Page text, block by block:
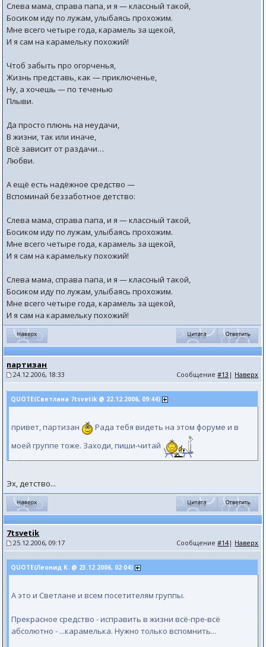
Слева мама, справа папа, и я — классный такой,
Босиком иду по лужам, улыбаясь прохожим.
Мне всего четыре года, карамель за щекой,
И я сам на карамельку похожий!
Чтоб забыть про огорченья,
Жизнь представь, как — приключенье,
Ну, а хочешь — по теченью
Плыви.
Да просто плюнь на неудачи,
В жизни, так или иначе,
Всё зависит от раздачи…
Любви.
А ещё есть надёжное средство —
Вспоминай беззаботное детство:
Слева мама, справа папа, и я — классный такой,
Босиком иду по лужам, улыбаясь прохожим.
Мне всего четыре года, карамель за щекой,
И я сам на карамельку похожий!
Слева мама, справа папа, и я — классный такой,
Босиком иду по лужам, улыбаясь прохожим.
Мне всего четыре года, карамель за щекой,
И я сам на карамельку похожий!
партизан
24.12.2006, 18:33 Сообщение#13 | Наверх
QUOTE(Светлана 7tsvetik @ 22.12.2006, 09:44)
привет, партизан
Рада тебя видеть на этом форуме и в
моей группе тоже. Заходи, пиши-читай
Эх, детство...
7tsvetik
25.12.2006, 09:17 Сообщение#14| Наверх
QUOTE(Леонид К. @ 23.12.2006, 02:04)
А это и Светлане и всем посетителям группы.
Прекрасное средство - исправить в жизни всё-пре-всё
абсолютно - ...карамелька. Нужно только вспомнить...